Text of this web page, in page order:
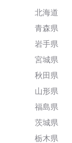
北海道
青森県
岩手県
宮城県
秋田県
山形県
福島県
茨城県
栃木県